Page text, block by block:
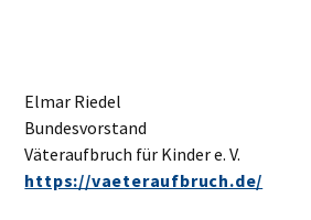
Elmar Riedel
Bundesvorstand
Väteraufbruch für Kinder e. V.
https://vaeteraufbruch.de/